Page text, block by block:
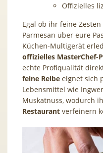
Offizielles
Egal ob ihr feine
Parmesan über eure
Küchen-Multigerät
offizielles MasterChef-
echte Profiqualität
feine Reibe eignet sich
Lebensmittel wie
Muskatnuss, wodurch
Restaurant verfeinern